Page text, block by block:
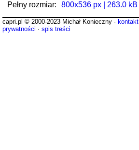
Pełny rozmiar: 800x536 px | 263.0 kB
capri.pl © 2000-2023 Michał Konieczny · kontakt
prywatności · spis treści